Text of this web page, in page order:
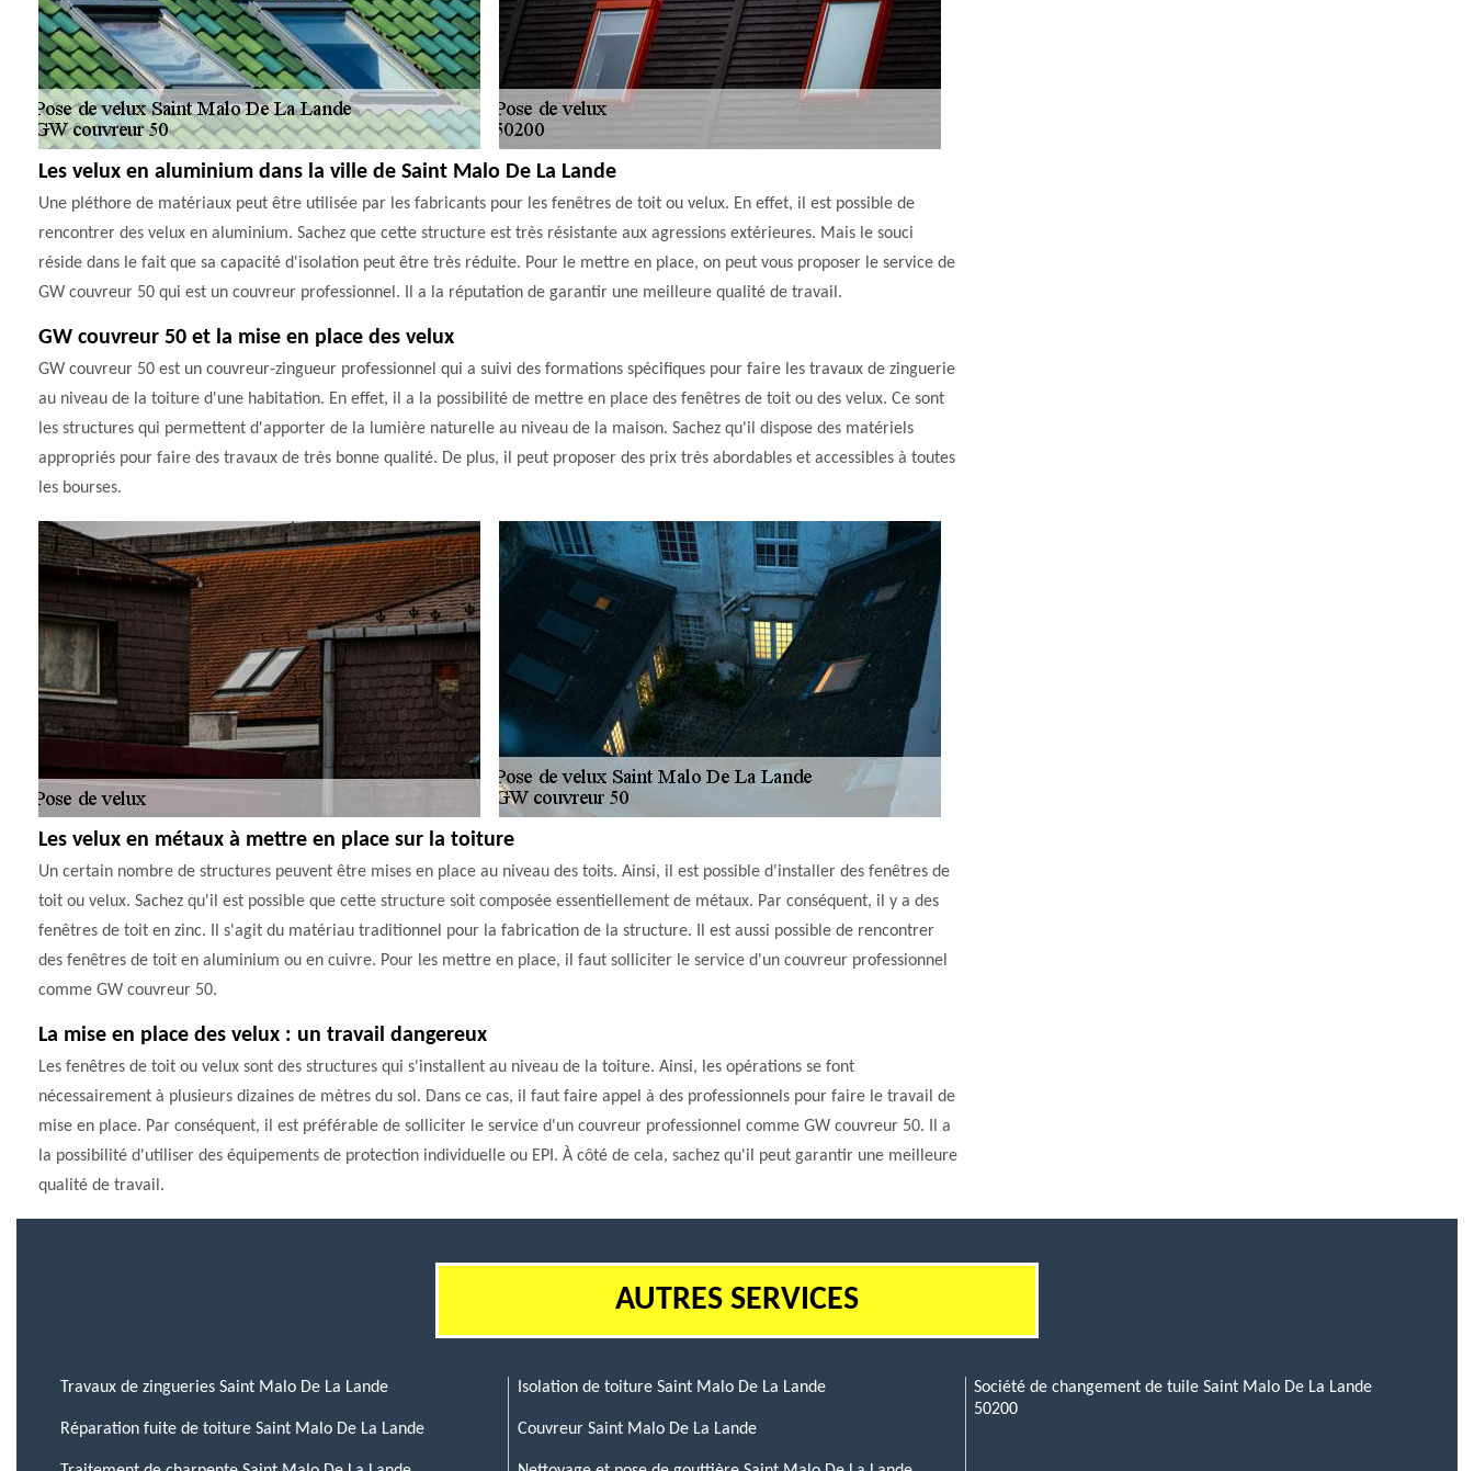
Les velux en aluminium dans la ville de Saint Malo De La Lande
Une pléthore de matériaux peut être utilisée par les fabricants pour les fenêtres de toit ou velux. En effet, il est possible de
rencontrer des velux en aluminium. Sachez que cette structure est très résistante aux agressions extérieures. Mais le souci
réside dans le fait que sa capacité d'isolation peut être très réduite. Pour le mettre en place, on peut vous proposer le service de
GW couvreur 50 qui est un couvreur professionnel. Il a la réputation de garantir une meilleure qualité de travail.
GW couvreur 50 et la mise en place des velux
GW couvreur 50 est un couvreur-zingueur professionnel qui a suivi des formations spécifiques pour faire les travaux de zinguerie
au niveau de la toiture d'une habitation. En effet, il a la possibilité de mettre en place des fenêtres de toit ou des velux. Ce sont
les structures qui permettent d'apporter de la lumière naturelle au niveau de la maison. Sachez qu'il dispose des matériels
appropriés pour faire des travaux de très bonne qualité. De plus, il peut proposer des prix très abordables et accessibles à toutes
les bourses.
Les velux en métaux à mettre en place sur la toiture
Un certain nombre de structures peuvent être mises en place au niveau des toits. Ainsi, il est possible d'installer des fenêtres de
toit ou velux. Sachez qu'il est possible que cette structure soit composée essentiellement de métaux. Par conséquent, il y a des
fenêtres de toit en zinc. Il s'agit du matériau traditionnel pour la fabrication de la structure. Il est aussi possible de rencontrer
des fenêtres de toit en aluminium ou en cuivre. Pour les mettre en place, il faut solliciter le service d'un couvreur professionnel
comme GW couvreur 50.
La mise en place des velux : un travail dangereux
Les fenêtres de toit ou velux sont des structures qui s'installent au niveau de la toiture. Ainsi, les opérations se font
nécessairement à plusieurs dizaines de mètres du sol. Dans ce cas, il faut faire appel à des professionnels pour faire le travail de
mise en place. Par conséquent, il est préférable de solliciter le service d'un couvreur professionnel comme GW couvreur 50. Il a
la possibilité d'utiliser des équipements de protection individuelle ou EPI. À côté de cela, sachez qu'il peut garantir une meilleure
qualité de travail.
AUTRES SERVICES
Travaux de zingueries Saint Malo De La Lande
Réparation fuite de toiture Saint Malo De La Lande
Isolation de toiture Saint Malo De La Lande
Couvreur Saint Malo De La Lande
Société de changement de tuile Saint Malo De La Lande
50200